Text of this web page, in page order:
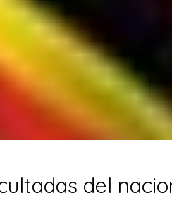
del